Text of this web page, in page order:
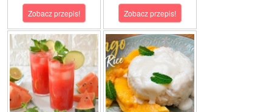
Zobacz przepis! Zobacz przepis!